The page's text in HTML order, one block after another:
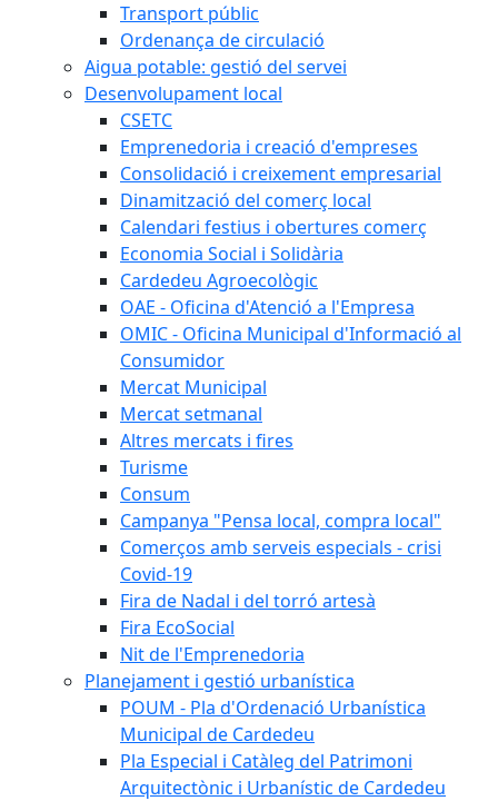
Transport públic
Ordenança de circulació
Aigua potable: gestió del servei
Desenvolupament local
CSETC
Emprenedoria i creació d'empreses
Consolidació i creixement empresarial
Dinamització del comerç local
Calendari festius i obertures comerç
Economia Social i Solidària
Cardedeu Agroecològic
OAE - Oficina d'Atenció a l'Empresa
OMIC - Oficina Municipal d'Informació al
Consumidor
Mercat Municipal
Mercat setmanal
Altres mercats i fires
Turisme
Consum
Campanya "Pensa local, compra local"
Comerços amb serveis especials - crisi
Covid-19
Fira de Nadal i del torró artesà
Fira EcoSocial
Nit de l'Emprenedoria
Planejament i gestió urbanística
POUM - Pla d'Ordenació Urbanística
Municipal de Cardedeu
Pla Especial i Catàleg del Patrimoni
Arquitectònic i Urbanístic de Cardedeu